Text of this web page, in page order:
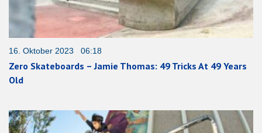
16. Oktober 2023 06:18
Zero Skateboards – Jamie Thomas: 49 Tricks At 49 Years
Old